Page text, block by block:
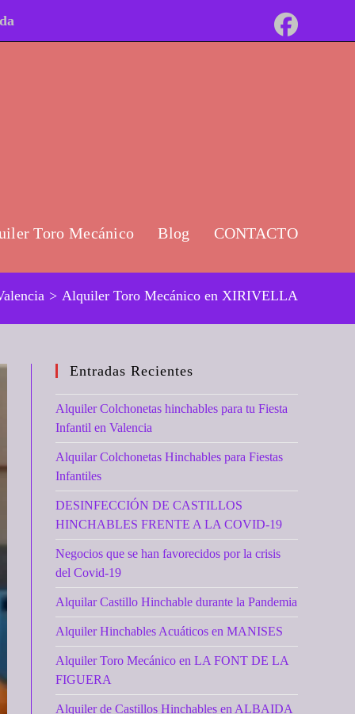
Toro Mecánico Blog CONTACTO
> Alquiler Toro Mecánico en XIRIVELLA
Entradas Recientes
Alquiler Colchonetas hinchables para tu Fiesta
Infantil en Valencia
Alquilar Colchonetas Hinchables para Fiestas
Infantiles
DESINFECCIÓN DE CASTILLOS
HINCHABLES FRENTE A LA COVID-19
Negocios que se han favorecidos por la crisis
del Covid-19
Alquilar Castillo Hinchable durante la Pandemia
Alquiler Hinchables Acuáticos en MANISES
Alquiler Toro Mecánico en LA FONT DE LA
FIGUERA
Alquiler de Castillos Hinchables en ALBAIDA